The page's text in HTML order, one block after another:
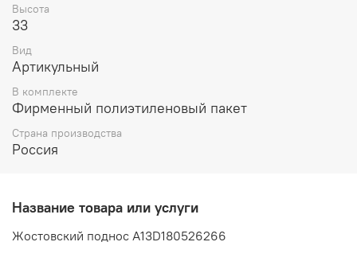
Высота
33
Вид
Артикульный
В комплекте
Фирменный полиэтиленовый пакет
Страна производства
Россия
Название товара или услуги
Жостовский поднос A13D180526266